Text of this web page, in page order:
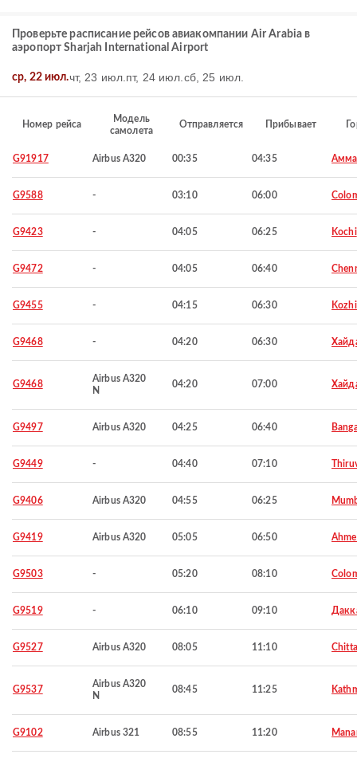
Проверьте расписание рейсов авиакомпании Air Arabia в
аэропорт Sharjah International Airport
ср, 22 июл.чт, 23 июл. пт, 24 июл. сб, 25 июл.
Номер рейса
Модель
самолета
Отправляется Прибывает
G91917 Airbus A320 00:35 04:35
G9588 - 03:10 06:00
G9423 - 04:05 06:25 Kochi
G9472 - 04:05 06:40
G9455 - 04:15 06:30
G9468 - 04:20 06:30
G9468
Airbus A320
N
04:20 07:00
G9497 Airbus A320 04:25 06:40
G9449 - 04:40 07:10
G9406 Airbus A320 04:55 06:25
G9419 Airbus A320 05:05 06:50
G9503 - 05:20 08:10
G9519 - 06:10 09:10
G9527 Airbus A320 08:05 11:10
G9537
Airbus A320
N
08:45 11:25
G9102 Airbus 321 08:55 11:20